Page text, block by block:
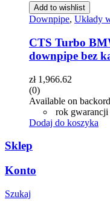
Add to wishlist
Downpipe, Układy
CTS Turbo
downpipe bez
zł1,966.62
(0)
Available on
rok gwarancji
Dodaj do koszyka
Sklep
Konto
Szukaj